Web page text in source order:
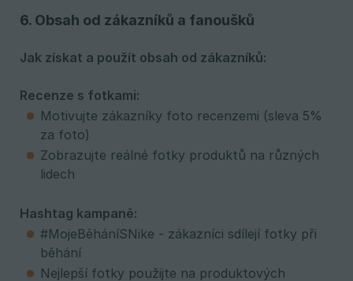
6. Obsah od zákazníků a fanoušků
Jak získat a použít obsah od zákazníků:
Recenze s fotkami:
Motivujte zákazníky foto recenzemi (sleva 5%
za foto)
Zobrazujte reálné fotky produktů na různých
lidech
Hashtag kampaně:
#MojeBěháníSNike - zákazníci sdílejí fotky při
běhání
Nejlepší fotky použijte na produktových